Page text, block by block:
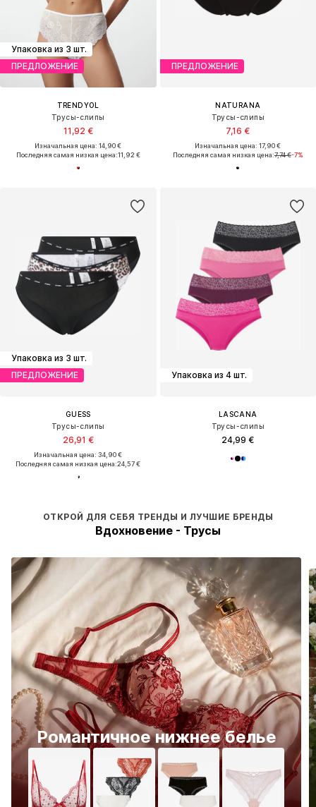
Упаковка из 3 шт.
ПРЕДЛОЖЕНИЕ
TRENDYOL
Трусы-слипы
11,92 €
Изначальная цена: 14,90 €
Последняя самая низкая цена:11,92 €
ПРЕДЛОЖЕНИЕ
NATURANA
Трусы-слипы
7,16 €
Изначальная цена: 17,90 €
Последняя самая низкая цена:7,74 €-7%
Упаковка из 3 шт.
ПРЕДЛОЖЕНИЕ
GUESS
Трусы-слипы
26,91 €
Изначальная цена: 34,90 €
Последняя самая низкая цена:24,57 €
Упаковка из 4 шт.
LASCANA
Трусы-слипы
24,99 €
ОТКРОЙ ДЛЯ СЕБЯ ТРЕНДЫ И ЛУЧШИЕ БРЕНДЫ
Вдохновение - Трусы
Романтичное нижнее белье